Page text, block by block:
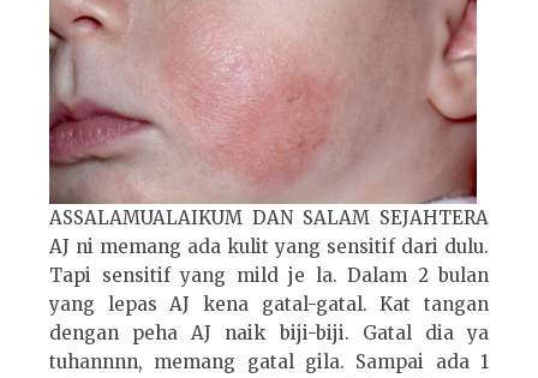
ASSALAMUALAIKUM DAN SALAM SEJAHTERA
AJ ni memang ada kulit yang sensitif dari dulu.
Tapi sensitif yang mild je la. Dalam 2 bulan
yang lepas AJ kena gatal-gatal. Kat tangan
dengan peha AJ naik biji-biji. Gatal dia ya
tuhannnn, memang gatal gila. Sampai ada 1